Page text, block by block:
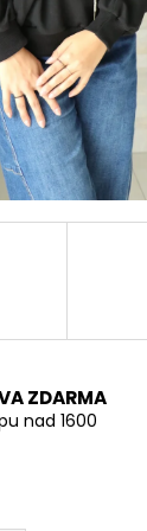
ZDARMA
nad 1600
ČERNÉ